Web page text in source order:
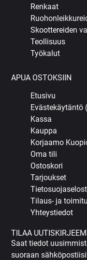
Renkaat
Skoottereiden
Teollisuus
Työkalut
APUA OSTOKSIIN
Etusivu
Evästekäytäntö
Kassa
Kauppa
Korjaamo
Oma tili
Ostoskori
Tarjoukset
Tilaus- ja
Yhteystiedot
TILAA
Saat tiedot
suoraan